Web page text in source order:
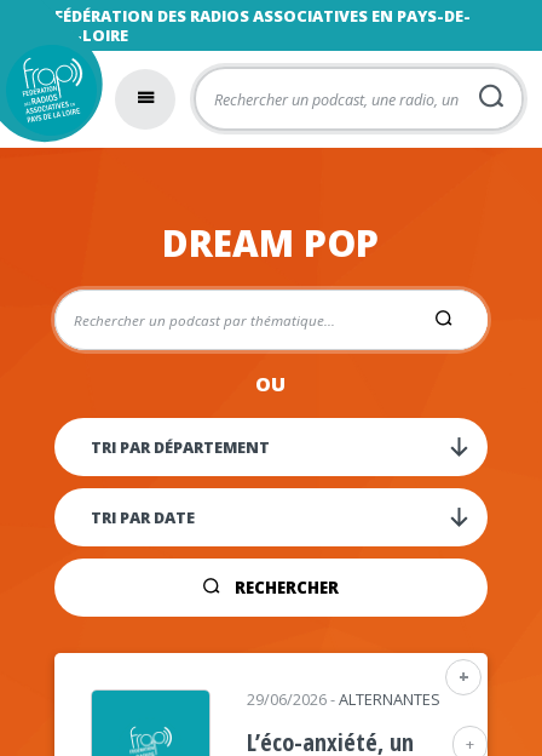
FÉDÉRATION DES RADIOS ASSOCIATIVES EN PAYS-DE-
LA-LOIRE
DREAM POP
OU
RECHERCHER
+
+
29/06/2026-ALTERNANTES
L’éco-anxiété, un